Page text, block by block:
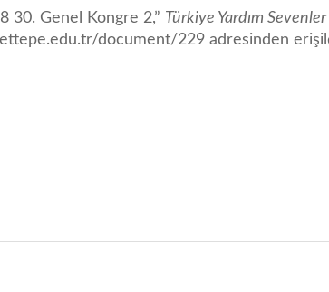
30. Genel Kongre 2,” Türkiye Yardım
document/229 adresinden